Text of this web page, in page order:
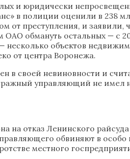
и юридически
в полиции оценили в 238
от преступления, и заявили,
обмануть остальных — с
объектов
от центра Воронежа.
в своей невиновности и
управляющий не имел
на отказ Ленинского
обвиняют в
местного